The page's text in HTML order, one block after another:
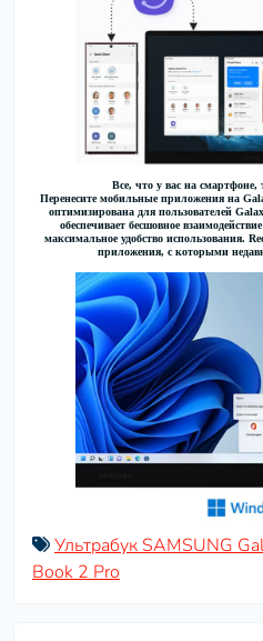
Все, что у вас на
Перенесите мобильные приложения на
оптимизирована для пользователей
обеспечивает бесшовное
максимальное удобство использования.
приложения, с которыми
Ультрабук SAMSUNG
Book 2 Pro